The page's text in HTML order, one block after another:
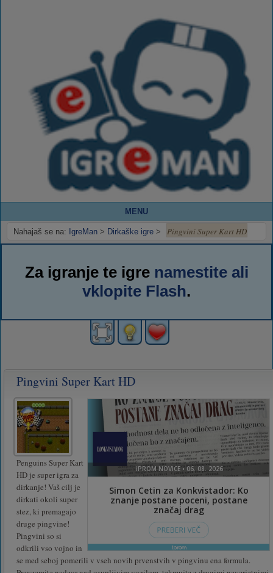
MENU
Nahajaš se na: IgreMan > Dirkaške igre > Pingvini Super Kart HD
Za igranje te igre namestite ali
vklopite Flash.
Pingvini Super Kart HD
Penguins Super Kart
HD je super igra za
dirkanje! Vaš cilj je
dirkati okoli super
stez, ki premagajo
druge pingvine!
Pingvini so si
odkrili vso vojno in
se med seboj pomerili v vseh novih prvenstvih v pingvinu ena formula.